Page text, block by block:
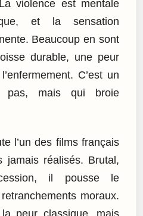
violence est mentale
et la sensation
Beaucoup en sont
durable, une peur
C’est un
mais qui broie
l’un des films français
jamais réalisés. Brutal,
il pousse le
moraux.
peur classique, mais